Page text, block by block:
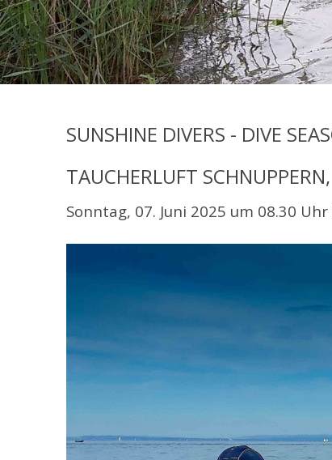
SUNSHINE DIVERS - DIVE
TAUCHERLUFT
Sonntag, 07. Juni 2025 um 08.30